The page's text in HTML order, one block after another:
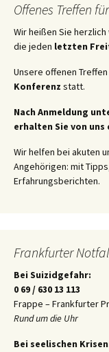
Offenes Treffen
Wir heißen Sie
die jeden letzten
Unsere offenen
Konferenz statt.
Nach Anmeldung
erhalten Sie von
Wir helfen bei akuten
Angehörigen: mit
Erfahrungsberichten.
Frankfurter
Bei Suizidgefahr:
0 69 / 630 13 113
Frappe – Frankfurter
Rund um die Uhr
Bei seelischen